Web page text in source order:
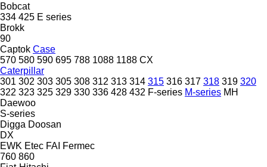
Bobcat
334 425 E series
Brokk
90
Captok Case
570 580 590 695 788 1088 1188 CX
Caterpillar
301 302 303 305 308 312 313 314 315 316 317 318 319 320
322 323 325 329 330 336 428 432 F-series M-series MH
Daewoo
S-series
Digga Doosan
DX
EWK Etec FAI Fermec
760 860